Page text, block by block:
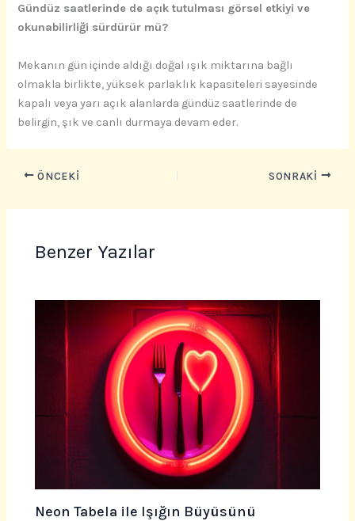
Gündüz saatlerinde de açık tutulması görsel etkiyi ve
okunabilirliği sürdürür mü?
Mekanın gün içinde aldığı doğal ışık miktarına bağlı
olmakla birlikte, yüksek parlaklık kapasiteleri sayesinde
kapalı veya yarı açık alanlarda gündüz saatlerinde de
belirgin, şık ve canlı durmaya devam eder.
ÖNCEKI SONRAKI
Benzer Yazılar
Neon Tabela ile Işığın Büyüsünü